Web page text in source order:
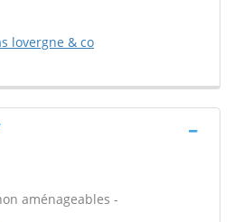
lovergne & co
aménageables -